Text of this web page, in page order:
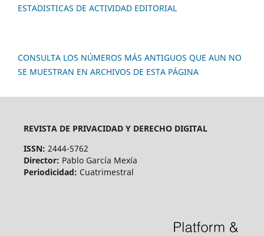
ESTADISTICAS DE ACTIVIDAD EDITORIAL
CONSULTA LOS NÚMEROS MÁS ANTIGUOS QUE AUN NO
SE MUESTRAN EN ARCHIVOS DE ESTA PÁGINA
REVISTA DE PRIVACIDAD Y DERECHO DIGITAL
ISSN: 2444-5762
Director: Pablo García Mexía
Periodicidad: Cuatrimestral